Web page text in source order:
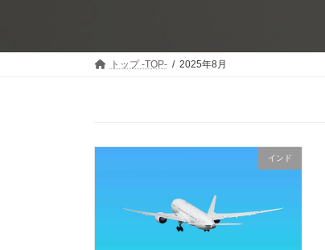
トップ -TOP- 2025年8月
インド